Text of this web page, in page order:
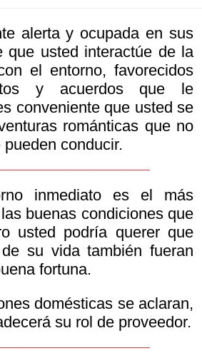
alerta y ocupada en sus
que usted interactúe de la
el entorno, favorecidos
y acuerdos que le
conveniente que usted se
románticas que no
conducir.
inmediato es el más
buenas condiciones que
usted podría querer que
su vida también fueran
fortuna.
domésticas se aclaran,
su rol de proveedor.